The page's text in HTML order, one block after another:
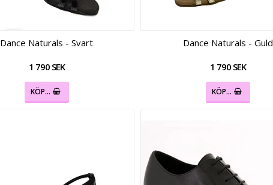
Dance Naturals - Svart
1 790 SEK
KÖP…
Dance Naturals - Guld
1 790 SEK
KÖP…